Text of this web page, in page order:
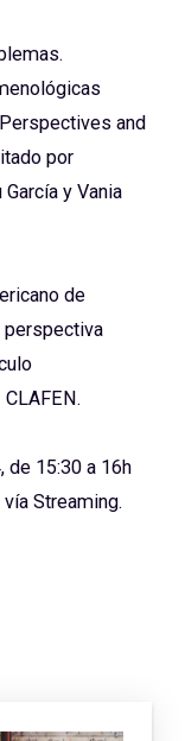
and
por
García y Vania
de
perspectiva
de 15:30 a 16h
Streaming.